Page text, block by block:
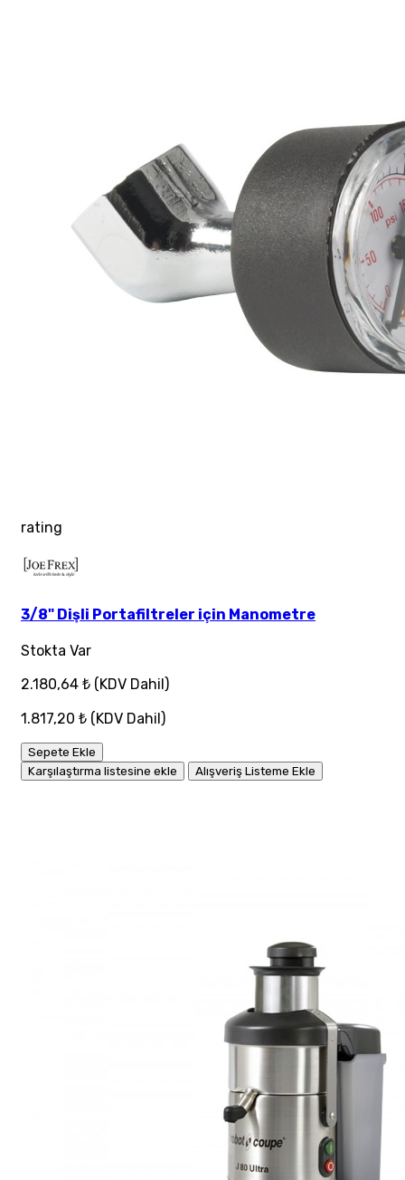
rating
3/8" Dişli Portafiltreler için Manometre
Stokta Var
2.180,64 ₺ (KDV Dahil)
1.817,20 ₺ (KDV Dahil)
Sepete Ekle
Karşılaştırma listesine ekle
Alışveriş Listeme Ekle